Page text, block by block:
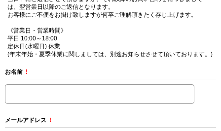
は、翌営業日以降のご返信となります。
お客様にご不便をお掛け致しますが何卒ご理解頂きたく存じ上げます。
《営業日・営業時間》
平日 10:00～18:00
定休日(水曜日) 休業
(年末年始・夏季休業に関しましては、別途お知らせさせて頂いております。)
お名前 !
メールアドレス !